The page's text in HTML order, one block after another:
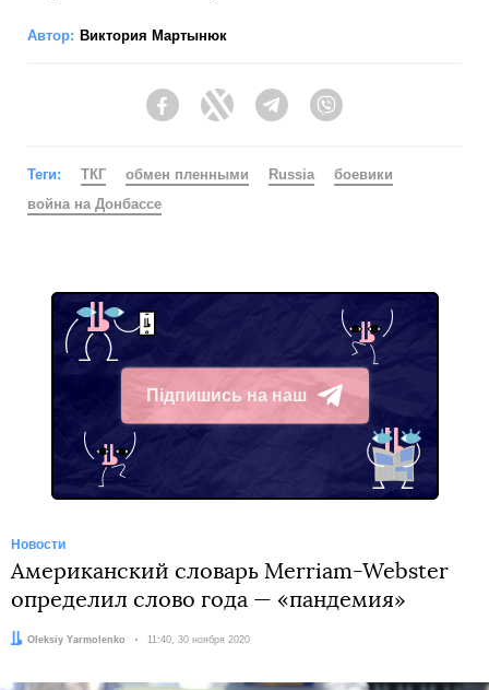
Автор: Виктория Мартынюк
FacebookTwitter Telegram
Теги: ТКГ обмен пленными Russia
боевики
война на Донбассе
Підпишись на наш
Telegram
Новости
Американский словарь Merriam-Webster
определил слово года — «пандемия»
Автор:
Oleksiy Yarmolenko Дата:
11:40, 30 ноября 2020